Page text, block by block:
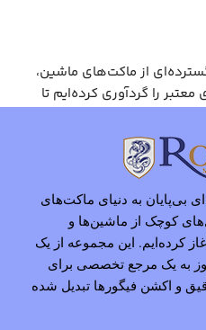
از ماکت‌های ماشین،
را گردآوری کرده‌ایم تا
برندهای جهانی انتخاب
را برای کلکسیونرها و
دقیق، تصاویر باکیفیت و
آنلاین راحت و لذت‌بخشی را
آماده راهنمایی و پاسخگویی
را داشته باشید.
بی‌پایان به دنیای ماکت‌های
کوچک از ماشین‌ها و
کرده‌ایم. این مجموعه از یک
به یک مرجع تخصصی برای
و اکشن فیگورها تبدیل شده